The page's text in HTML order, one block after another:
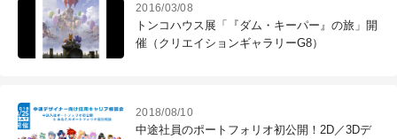
2016/03/08
トンコハウス展「『ダム・キーパー』の旅」開
催（クリエイションギャラリーG8）
2018/08/10
中途社員のポートフォリオ初公開！2D／3Dデ